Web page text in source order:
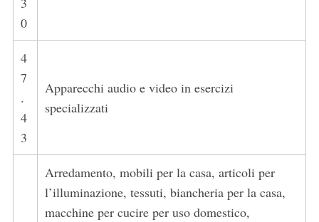
0
4
7
.
4
3
Apparecchi audio e video in esercizi
specializzati
Arredamento, mobili per la casa, articoli per
l’illuminazione, tessuti, biancheria per la casa,
macchine per cucire per uso domestico,